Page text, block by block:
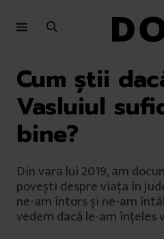
Cum știi
Vasluiul
bine?
Din vara lui 2019, am
povești despre viața în
ne-am întors și ne-am
vedem dacă le-am înțeles